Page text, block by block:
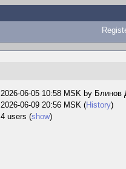
2026-06-05 10:58 MSK by Блинов
2026-06-09 20:56 MSK (History)
4 users (show)